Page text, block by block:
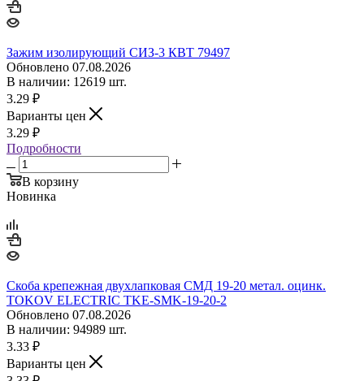
Зажим изолирующий СИЗ-3 КВТ 79497
Обновлено 07.08.2026
В наличии: 12619 шт.
3.29 ₽
Варианты цен
3.29 ₽
Подробности
В корзину
Новинка
Скоба крепежная двухлапковая СМД 19-20 метал. оцинк.
TOKOV ELECTRIC TKE-SMK-19-20-2
Обновлено 07.08.2026
В наличии: 94989 шт.
3.33 ₽
Варианты цен